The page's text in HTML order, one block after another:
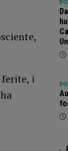
ferite, i